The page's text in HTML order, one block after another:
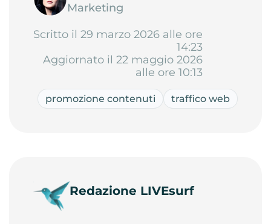
Marketing
Scritto il 29 marzo 2026 alle ore
14:23
Aggiornato il 22 maggio 2026
alle ore 10:13
promozione contenuti traffico web
Redazione LIVEsurf